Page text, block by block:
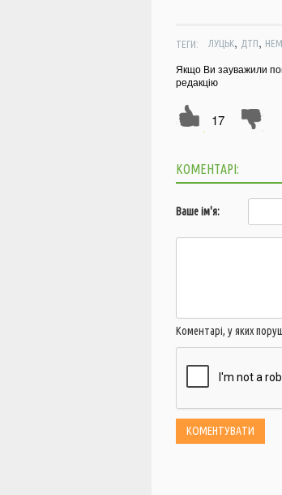
ТЕГИ: ЛУЦЬК, ДТП,
Якщо Ви зауважили
редакцію
17
КОМЕНТАРІ:
Ваше ім'я:
Коментарі, у яких